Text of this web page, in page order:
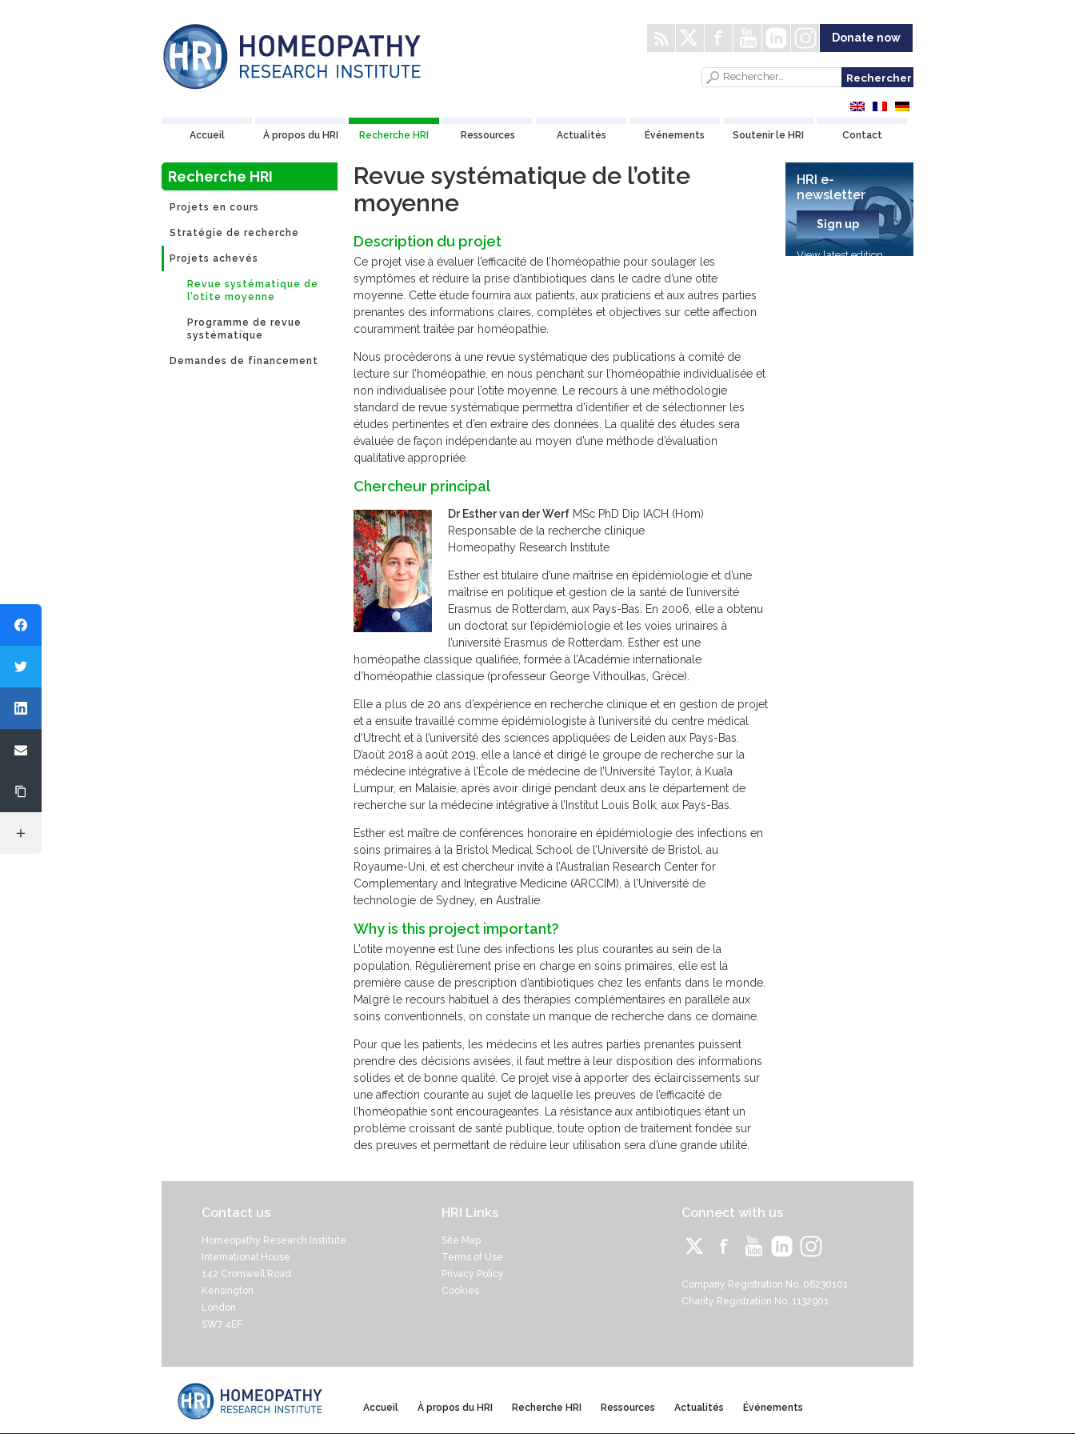
Donate now
Accueil À propos du HRI Recherche HRI Ressources Actualités Événements Soutenir le HRI Contact
Recherche HRI
Projets en cours
Stratégie de recherche
Projets achevés
Revue systématique de
l’otite moyenne
Programme de revue
systématique
Demandes de financement
Revue systématique de l’otite
moyenne
Description du projet
Ce projet vise à évaluer l’efficacité de l’homéopathie pour soulager les
symptômes et réduire la prise d’antibiotiques dans le cadre d’une otite
moyenne. Cette étude fournira aux patients, aux praticiens et aux autres parties
prenantes des informations claires, complètes et objectives sur cette affection
couramment traitée par homéopathie.
Nous procèderons à une revue systématique des publications à comité de
lecture sur l’homéopathie, en nous penchant sur l’homéopathie individualisée et
non individualisée pour l’otite moyenne. Le recours à une méthodologie
standard de revue systématique permettra d’identifier et de sélectionner les
études pertinentes et d’en extraire des données. La qualité des études sera
évaluée de façon indépendante au moyen d’une méthode d’évaluation
qualitative appropriée.
Chercheur principal
Dr Esther van der Werf MSc PhD Dip IACH (Hom)
Responsable de la recherche clinique
Homeopathy Research Institute
Esther est titulaire d’une maîtrise en épidémiologie et d’une
maîtrise en politique et gestion de la santé de l’université
Erasmus de Rotterdam, aux Pays-Bas. En 2006, elle a obtenu
un doctorat sur l’épidémiologie et les voies urinaires à
l’université Erasmus de Rotterdam. Esther est une
homéopathe classique qualifiée, formée à l’Académie internationale
d’homéopathie classique (professeur George Vithoulkas, Grèce).
Elle a plus de 20 ans d’expérience en recherche clinique et en gestion de projet
et a ensuite travaillé comme épidémiologiste à l’université du centre médical
d’Utrecht et à l’université des sciences appliquées de Leiden aux Pays-Bas.
D’août 2018 à août 2019, elle a lancé et dirigé le groupe de recherche sur la
médecine intégrative à l’École de médecine de l’Université Taylor, à Kuala
Lumpur, en Malaisie, après avoir dirigé pendant deux ans le département de
recherche sur la médecine intégrative à l’Institut Louis Bolk, aux Pays-Bas.
Esther est maître de conférences honoraire en épidémiologie des infections en
soins primaires à la Bristol Medical School de l’Université de Bristol, au
Royaume-Uni, et est chercheur invité à l’Australian Research Center for
Complementary and Integrative Medicine (ARCCIM), à l’Université de
technologie de Sydney, en Australie.
Why is this project important?
L’otite moyenne est l’une des infections les plus courantes au sein de la
population. Régulièrement prise en charge en soins primaires, elle est la
première cause de prescription d’antibiotiques chez les enfants dans le monde.
Malgré le recours habituel à des thérapies complémentaires en parallèle aux
soins conventionnels, on constate un manque de recherche dans ce domaine.
Pour que les patients, les médecins et les autres parties prenantes puissent
prendre des décisions avisées, il faut mettre à leur disposition des informations
solides et de bonne qualité. Ce projet vise à apporter des éclaircissements sur
une affection courante au sujet de laquelle les preuves de l’efficacité de
l’homéopathie sont encourageantes. La résistance aux antibiotiques étant un
problème croissant de santé publique, toute option de traitement fondée sur
des preuves et permettant de réduire leur utilisation sera d’une grande utilité.
HRI e-
newsletter
Sign up
View latest edition
Contact us
Homeopathy Research Institute
International House
142 Cromwell Road
Kensington
London
SW7 4EF
HRI Links
Site Map
Terms of Use
Privacy Policy
Cookies
Connect with us
Company Registration No. 06230101
Charity Registration No. 1132901
Accueil À propos du HRI Recherche HRI Ressources Actualités Événements